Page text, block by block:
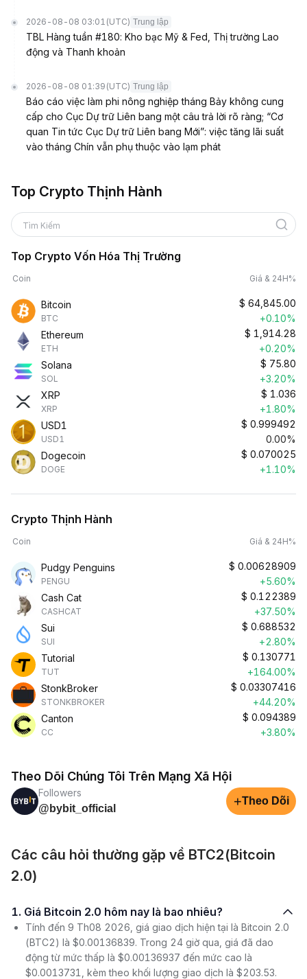
2026-08-08 03:01 (UTC) Trung lập
TBL Hàng tuần #180: Kho bạc Mỹ & Fed, Thị trường Lao
động và Thanh khoản
2026-08-08 01:39 (UTC) Trung lập
Báo cáo việc làm phi nông nghiệp tháng Bảy không cung
cấp cho Cục Dự trữ Liên bang một câu trả lời rõ ràng; “Cơ
quan Tin tức Cục Dự trữ Liên bang Mới”: việc tăng lãi suất
vào tháng Chín vẫn phụ thuộc vào lạm phát
Top Crypto Thịnh Hành
Tìm Kiếm
Top Crypto Vốn Hóa Thị Trường
Coin Giá & 24H%
Bitcoin
BTC
$ 64,845.00
+0.10%
Ethereum
ETH
$ 1,914.28
+0.20%
Solana
SOL
$ 75.80
+3.20%
XRP
XRP
$ 1.036
+1.80%
USD1
USD1
$ 0.999492
0.00%
Dogecoin
DOGE
$ 0.070025
+1.10%
Crypto Thịnh Hành
Coin Giá & 24H%
Pudgy Penguins
PENGU
$ 0.00628909
+5.60%
Cash Cat
CASHCAT
$ 0.122389
+37.50%
Sui
SUI
$ 0.688532
+2.80%
Tutorial
TUT
$ 0.130771
+164.00%
StonkBroker
STONKBROKER
$ 0.03307416
+44.20%
Canton
CC
$ 0.094389
+3.80%
Theo Dõi Chúng Tôi Trên Mạng Xã Hội
Followers
@bybit_official
+Theo Dõi
Các câu hỏi thường gặp về BTC2(Bitcoin
2.0)
1. Giá Bitcoin 2.0 hôm nay là bao nhiêu?
Tính đến 9 Th08 2026, giá giao dịch hiện tại là Bitcoin 2.0
(BTC2) là $0.00136839. Trong 24 giờ qua, giá đã dao
động từ mức thấp là $0.00136937 đến mức cao là
$0.0013731, kèm theo khối lượng giao dịch là $203.53.